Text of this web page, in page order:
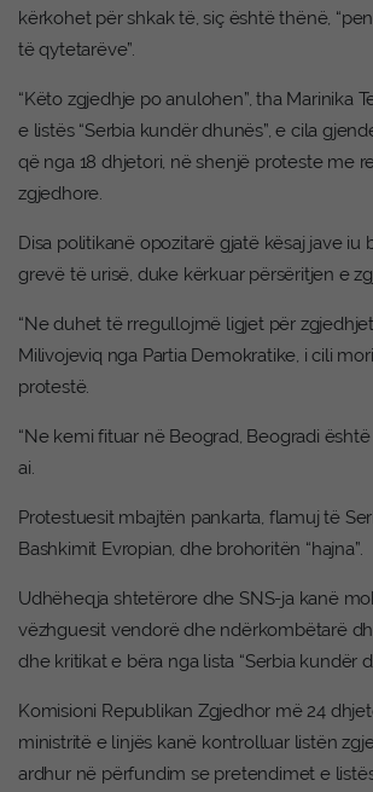
kërkohet për shkak të, siç është thënë,
të qytetarëve”.
“Këto zgjedhje po anulohen”, tha Marinika
e listës “Serbia kundër dhunës”, e cila
që nga 18 dhjetori, në shenjë proteste me
zgjedhore.
Disa politikanë opozitarë gjatë kësaj jave iu
grevë të urisë, duke kërkuar përsëritjen e
“Ne duhet të rregullojmë ligjet për
Milivojeviq nga Partia Demokratike, i cili
protestë.
“Ne kemi fituar në Beograd, Beogradi është
ai.
Protestuesit mbajtën pankarta, flamuj të
Bashkimit Evropian, dhe brohoritën “hajna”.
Udhëheqja shtetërore dhe SNS-ja kanë
vëzhguesit vendorë dhe ndërkombëtarë
dhe kritikat e bëra nga lista “Serbia kundër
Komisioni Republikan Zgjedhor më 24
ministritë e linjës kanë kontrolluar listën
ardhur në përfundim se pretendimet e